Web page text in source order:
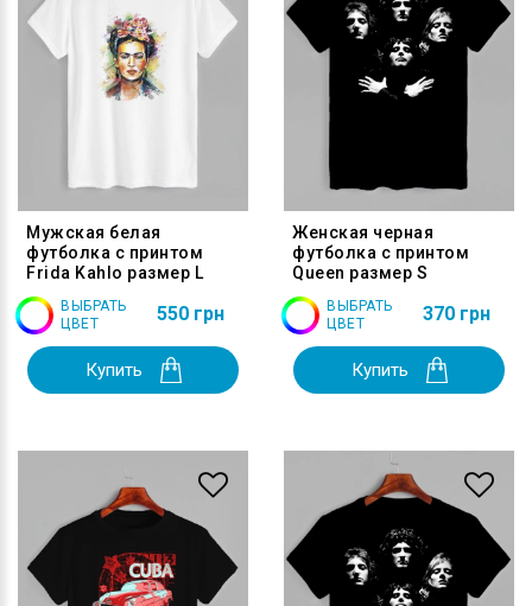
Мужская белая
футболка с принтом
Frida Kahlo размер L
ВЫБРАТЬ
ЦВЕТ
550 грн
Купить
Женская черная
футболка с принтом
Queen размер S
ВЫБРАТЬ
ЦВЕТ
370 грн
Купить